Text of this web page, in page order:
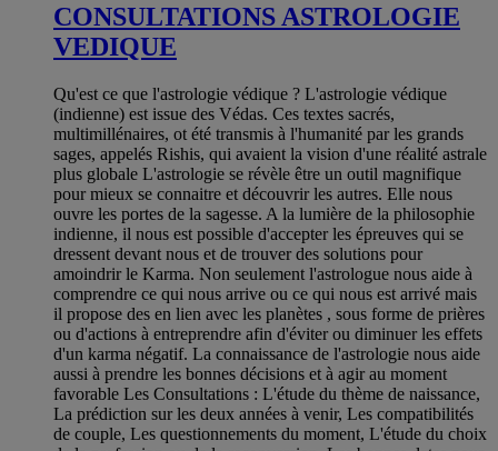
CONSULTATIONS ASTROLOGIE
VEDIQUE
Qu'est ce que l'astrologie védique ? L'astrologie védique
(indienne) est issue des Védas. Ces textes sacrés,
multimillénaires, ot été transmis à l'humanité par les grands
sages, appelés Rishis, qui avaient la vision d'une réalité astrale
plus globale L'astrologie se révèle être un outil magnifique
pour mieux se connaitre et découvrir les autres. Elle nous
ouvre les portes de la sagesse. A la lumière de la philosophie
indienne, il nous est possible d'accepter les épreuves qui se
dressent devant nous et de trouver des solutions pour
amoindrir le Karma. Non seulement l'astrologue nous aide à
comprendre ce qui nous arrive ou ce qui nous est arrivé mais
il propose des en lien avec les planètes , sous forme de prières
ou d'actions à entreprendre afin d'éviter ou diminuer les effets
d'un karma négatif. La connaissance de l'astrologie nous aide
aussi à prendre les bonnes décisions et à agir au moment
favorable Les Consultations : L'étude du thème de naissance,
La prédiction sur les deux années à venir, Les compatibilités
de couple, Les questionnements du moment, L'étude du choix